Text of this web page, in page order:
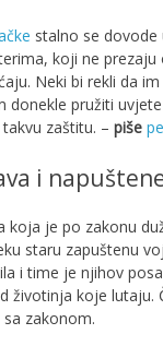
stalno se
koji ne
Neki bi rekli da
donekle pružiti
takvu zaštitu. –piše
i
koja je po zakonu
staru zapuštenu
i time je njihov
životinja koje
zakonom.